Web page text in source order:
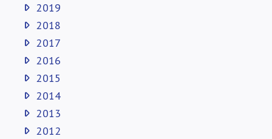
2019
2018
2017
2016
2015
2014
2013
2012